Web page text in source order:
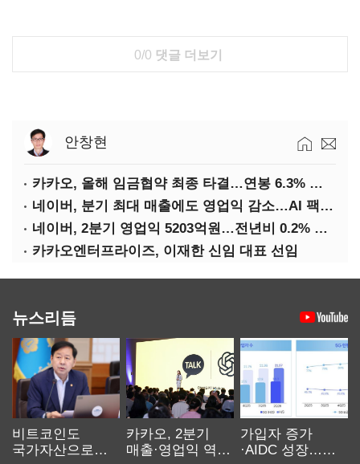
0/0 댓글 더보기
안창현
카카오, 올해 임금협약 최종 타결…연봉 6.3% 인상·격려금 300만원
네이버, 분기 최대 매출에도 영업익 감소…AI 팩토리 속도
네이버, 2분기 영업익 5203억원…전년비 0.2% 감소
카카오엔터프라이즈, 이재한 신임 대표 선임
뉴스리듬
비트코인도
국가자산으로…'
카카오, 2분기
매출·영업익 역대
가입자 증가
·AIDC 성장…